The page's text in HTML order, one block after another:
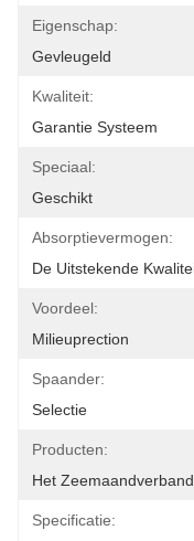
Eigenschap:
Gevleugeld
Kwaliteit:
Garantie Systeem
Speciaal:
Geschikt
Absorptievermogen:
De Uitstekende
Voordeel:
Milieuprection
Spaander:
Selectie
Producten:
Het
Specificatie: